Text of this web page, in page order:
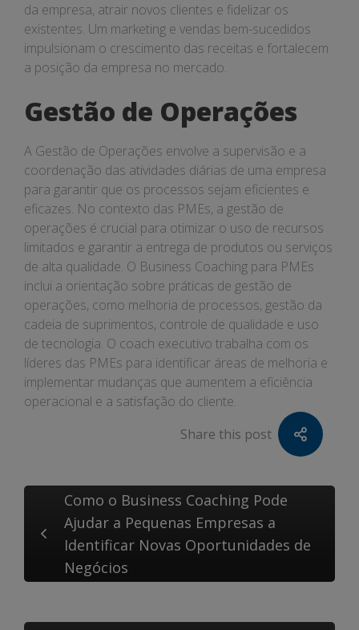
da empresa, atrair novos clientes e fidelizar os
existentes. Um marketing e vendas bem-sucedidos
impulsionam o crescimento das receitas e fortalecem
a posição da empresa no mercado.
Gestão de Operações
A Gestão de Operações envolve a supervisão e a
coordenação das atividades diárias de uma empresa
para garantir que os processos sejam eficientes e
eficazes. No contexto das PMEs, a gestão de
operações é crucial para otimizar o uso de recursos
limitados e garantir a entrega de produtos ou serviços
de alta qualidade. O Business Coaching para PMEs
inclui a orientação sobre práticas de gestão de
operações, como melhoria de processos, gestão da
cadeia de suprimentos, controle de qualidade e uso
de tecnologia. O coach executivo trabalha com os
líderes das PMEs para identificar áreas de melhoria e
implementar mudanças que aumentem a eficiência
operacional e a satisfação do cliente.
Share this post
Como o Business Coaching Pode
Ajudar a Pequenas Empresas a
Identificar Novas Oportunidades de
Negócios